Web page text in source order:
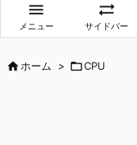

メニュー

サイドバー
ホーム > CPU